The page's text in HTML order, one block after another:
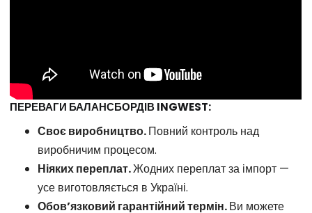
ПЕРЕВАГИ БАЛАНСБОРДІВ INGWEST:
Своє виробництво.Повний контроль над
виробничим процесом.
Ніяких переплат.Жодних переплат за імпорт —
усе виготовляється в Україні.
Обов’язковий гарантійний термін.Ви можете